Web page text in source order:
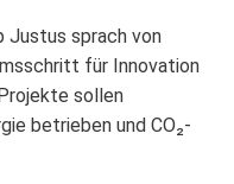
Justus sprach von
für Innovation
sollen
betrieben und CO₂-